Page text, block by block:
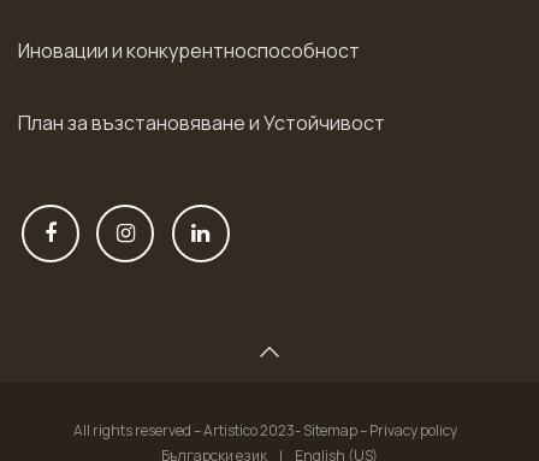
Иновации и конкурентноспособност
План за възстановяване и Устойчивост
All rights reserved – Artistico 2023- Sitemap – Privacy policy
Български език
| English (US)